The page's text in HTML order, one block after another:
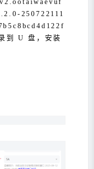
250722111
到 U 盘，安装